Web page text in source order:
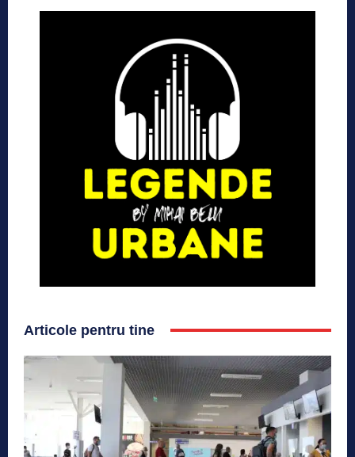
Articole pentru tine